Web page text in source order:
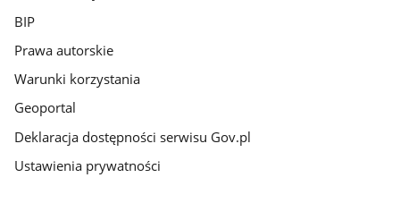
BIP
Prawa autorskie
Warunki korzystania
Geoportal
Deklaracja dostępności serwisu Gov.pl
Ustawienia prywatności